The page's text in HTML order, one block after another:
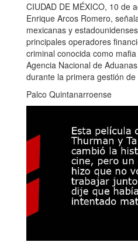
CIUDAD DE MÉXICO, 10 de
Enrique Arcos Romero,
mexicanas y
principales operadores
criminal conocida como
Agencia Nacional de
durante la primera gestión
Palco Quintanarroense